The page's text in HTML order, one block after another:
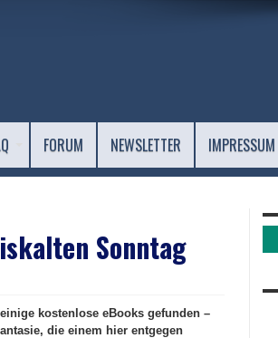
FORUM NEWSLETTER
Sonntag
kostenlose eBooks gefunden –
die einem hier entgegen